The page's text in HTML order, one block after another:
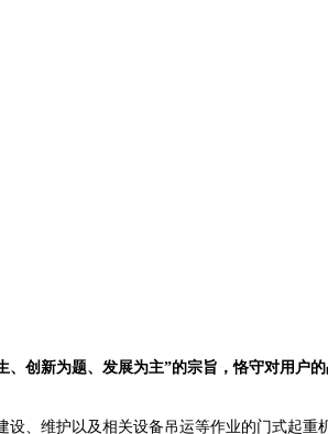
创新为题、发展为主”的宗旨，恪守对用户
设、维护以及相关设备吊运等作业的门式起重